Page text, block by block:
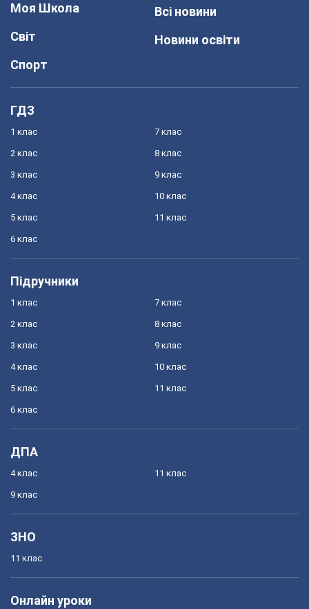
Моя Школа
Світ
Спорт
Всі новини
Новини освіти
ГДЗ
1 клас
2 клас
3 клас
4 клас
5 клас
6 клас
7 клас
8 клас
9 клас
10 клас
11 клас
Підручники
1 клас
2 клас
3 клас
4 клас
5 клас
6 клас
7 клас
8 клас
9 клас
10 клас
11 клас
ДПА
4 клас
9 клас
11 клас
ЗНО
11 клас
Онлайн уроки